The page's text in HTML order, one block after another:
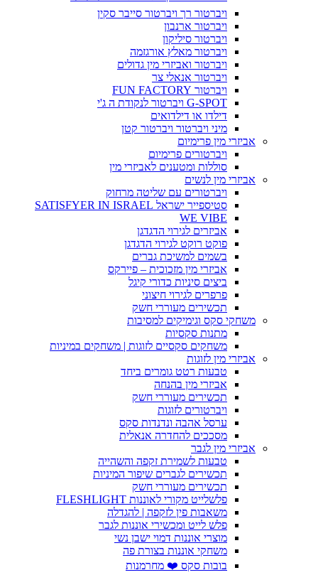
ויברטור רך ויברטור סייבר סקין
ויברטור ארנבון
ויברטור סיליקון
ויברטור מאלץ אורגזמה
ויברטור ואביזרי מין גדולים
ויברטור אנאלי צר
ויברטור FUN FACTORY
G-SPOT ויברטור לנקודת ה ג'י
דילדו או דילדואים
מיני ויברטור ויברטור קטן
אביזרי מין פרימיום
ויברטורים פרימיום
סוללות ומטענים לאביזרי מין
אביזרי מין לנשים
ויברטורים עם שליטה מרחוק
סטיספייר ישראל SATISFYER IN ISRAEL
WE VIBE
אביזרים לגירוי הדגדגן
פוקט רוקט לגירוי הדגדגן
בשמים למשיכת גברים
אביזרי מין מזכוכית – פיירקס
ביצים סיניות כדורי קיגל
פרפרים לגירוי חיצוני
תכשירים מעוררי חשק
משחקי סקס וגימיקים למסיבות
מתנות סקסיות
משחקים סקסיים לזוגות | משחקים במיניות
אביזרי מין לזוגות
טבעות רטט גומרים ביחד
אביזרי מין בהנחה
תכשירים מעוררי חשק
ויברטורים לזוגות
ערסל אהבה ונדנדות סקס
מסככים להחדרה אנאלית
אביזרי מין לגבר
טבעות לשמירת זקפה והשהייה
תכשירים לגברים שיפור המיניות
תכשירים מעוררי חשק
פלשלייט מקורי לאוננות FLESHLIGHT
משאבות פין לזקפה | להגדלה
פלש לייט ומכשירי אוננות לגבר
מוצרי אוננות דמוי ישבן נשי
משחקי אוננות בצורת פה
בובות סקס ❤️ מחרמנות